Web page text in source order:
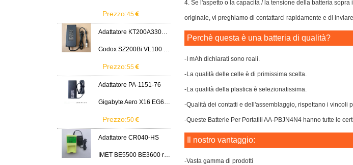
4. Se l'aspetto o la capacità / la tensione della batteria
originale, vi preghiamo di contattarci rapidamente e di
Perchè questa è una batteria di qualità?
-I mAh dichiarati sono reali.
-La qualità delle celle è di primissima scelta.
-La qualità della plastica è selezionatissima.
-Qualità dei contatti e dell'assemblaggio, rispettano i vincoli
-Queste Batterie Per Portatili AA-PBJN4N4 hanno tutte le
Il nostro vantaggio:
-Vasta gamma di prodotti
Prezzo:45
Adattatore KT200A3300666B3
Godox SZ200Bi VL100 VL200 VL300 LED Light
Prezzo:55
Adattatore PA-1151-76
Gigabyte Aero X16 EG61H RTX 5070 2WHA3USC64AH LITEON PA-1151-76 150W adapter
Prezzo:50
Adattatore CR040-HS
IMET BE5500 BE3600 remote control battery